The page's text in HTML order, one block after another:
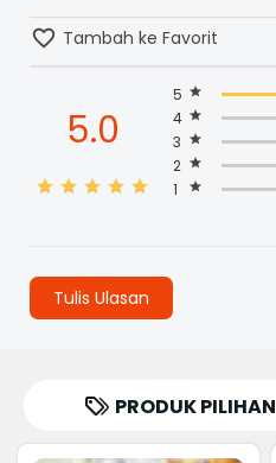
Tambah ke Favorit
5.0
5
4
3
2
1
Tulis Ulasan
PRODUK PILIHAN